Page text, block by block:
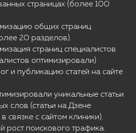
страницах (более 100
общих страниц
20 разделов).
страниц специалистов
оптимизировали)
и публикацию статей на сайте
уникальные статьи
слов (статьи на Дзене
связке с сайтом клиники).
рост поискового трафика.